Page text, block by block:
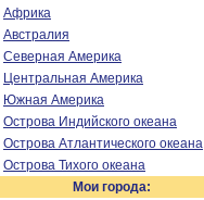
Африка
Австралия
Северная Америка
Центральная Америка
Южная Америка
Острова Индийского океана
Острова Атлантического океана
Острова Тихого океана
Мои города: